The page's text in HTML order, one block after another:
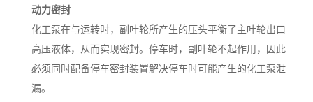
动力密封
化工泵在与运转时，副叶轮所产生的压头平衡了主叶轮出口
高压液体，从而实现密封。停车时，副叶轮不起作用，因此
必须同时配备停车密封装置解决停车时可能产生的化工泵泄
漏。